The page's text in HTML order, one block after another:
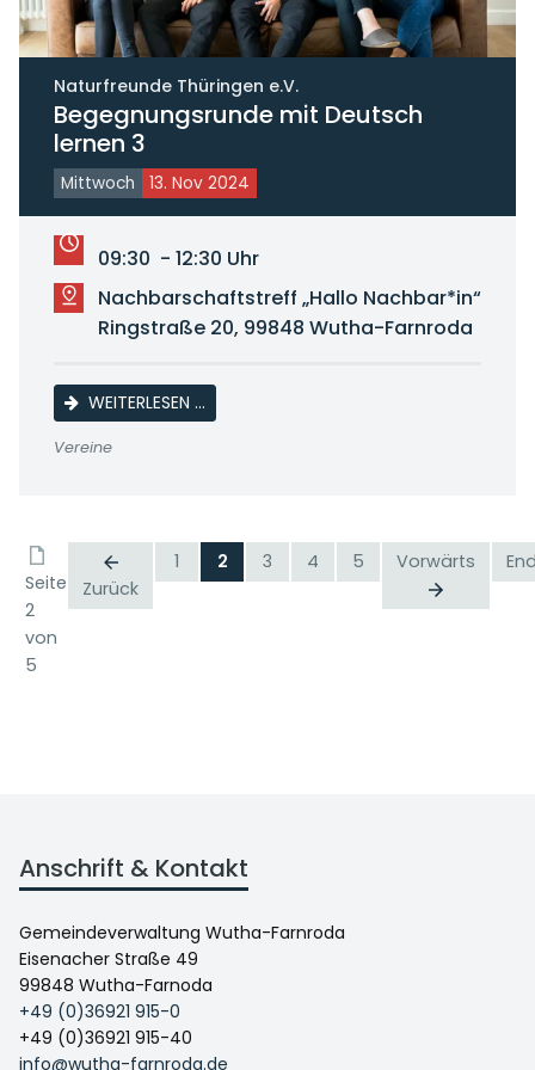
Naturfreunde Thüringen e.V.
Begegnungsrunde mit Deutsch
lernen 3
Mittwoch 13. Nov 2024
09:30 - 12:30 Uhr
Nachbarschaftstreff „Hallo Nachbar*in“
Ringstraße 20, 99848 Wutha-Farnroda
WEITERLESEN …BEGEGNUNGSRUNDE MIT DEUTSCH
Vereine
Seite
2
von
5
Zurück
1 2 3 4 5 Vorwärts
Anschrift & Kontakt
Gemeindeverwaltung Wutha-Farnroda
Eisenacher Straße 49
99848 Wutha-Farnoda
+49 (0)36921 915-0
+49 (0)36921 915-40
info@wutha-farnroda.de